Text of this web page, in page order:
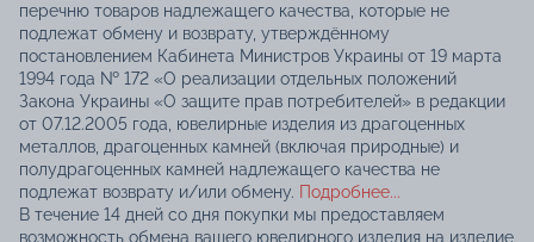
перечню товаров надлежащего качества, которые не
подлежат обмену и возврату, утверждённому
постановлением Кабинета Министров Украины от 19 марта
1994 года № 172 «О реализации отдельных положений
Закона Украины «О защите прав потребителей» в редакции
от 07.12.2005 года, ювелирные изделия из драгоценных
металлов, драгоценных камней (включая природные) и
полудрагоценных камней надлежащего качества не
подлежат возврату и/или обмену. Подробнее...
В течение 14 дней со дня покупки мы предоставляем
возможность обмена вашего ювелирного изделия на изделие